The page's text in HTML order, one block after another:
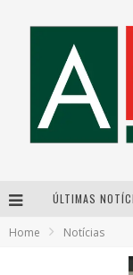
ÚLTIMAS
Home Notícias